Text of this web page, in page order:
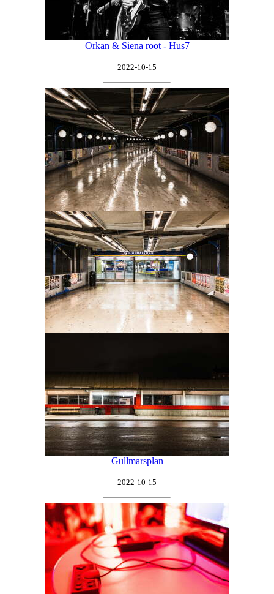
Orkan & Siena root - Hus7
2022-10-15
Gullmarsplan
2022-10-15